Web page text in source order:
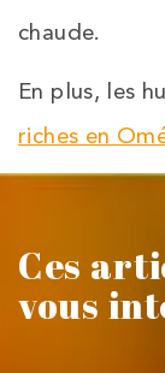
chaude.
En plus, les
riches en
Ces
vous